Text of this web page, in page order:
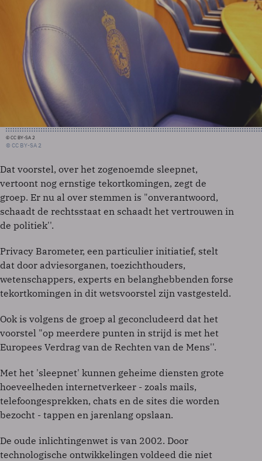
© CC BY-SA 2
© CC BY-SA 2
Dat voorstel, over het zogenoemde sleepnet,
vertoont nog ernstige tekortkomingen, zegt de
groep. Er nu al over stemmen is "onverantwoord,
schaadt de rechtsstaat en schaadt het vertrouwen in
de politiek''.
Privacy Barometer, een particulier initiatief, stelt
dat door adviesorganen, toezichthouders,
wetenschappers, experts en belanghebbenden forse
tekortkomingen in dit wetsvoorstel zijn vastgesteld.
Ook is volgens de groep al geconcludeerd dat het
voorstel "op meerdere punten in strijd is met het
Europees Verdrag van de Rechten van de Mens''.
Met het 'sleepnet' kunnen geheime diensten grote
hoeveelheden internetverkeer - zoals mails,
telefoongesprekken, chats en de sites die worden
bezocht - tappen en jarenlang opslaan.
De oude inlichtingenwet is van 2002. Door
technologische ontwikkelingen voldeed die niet